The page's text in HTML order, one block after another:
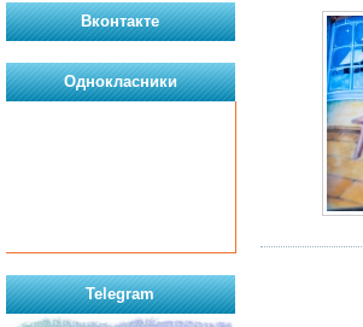
Вконтакте
Однокласники
Telegram